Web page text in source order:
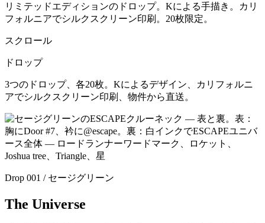
リミテッドエディションのドロップ。Kによる手描き。カリ
フォルニアでシルクスクリーン印刷。20枚限定。
スクロール
ドロップ
3つのドロップ、各20枚。Kによるデザイン、カリフォルニ
アでシルクスクリーン印刷、物件から直送。
Drop 001 / セージグリーン
The Universe